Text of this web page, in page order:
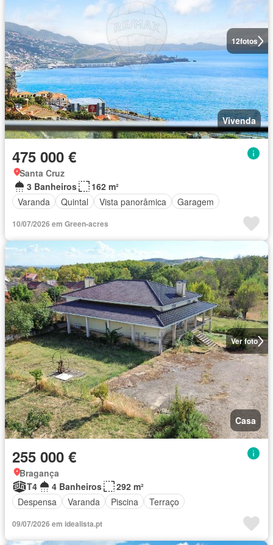
12fotos
Vivenda
475 000 €
Santa Cruz
3 Banheiros
162 m²
Varanda
Quintal Vista panorâmica Garagem
10/07/2026 em Green-acres
Ver foto
Casa
255 000 €
Bragança
T4
4 Banheiros
292 m²
Despensa
Varanda Piscina Terraço
09/07/2026 em idealista.pt